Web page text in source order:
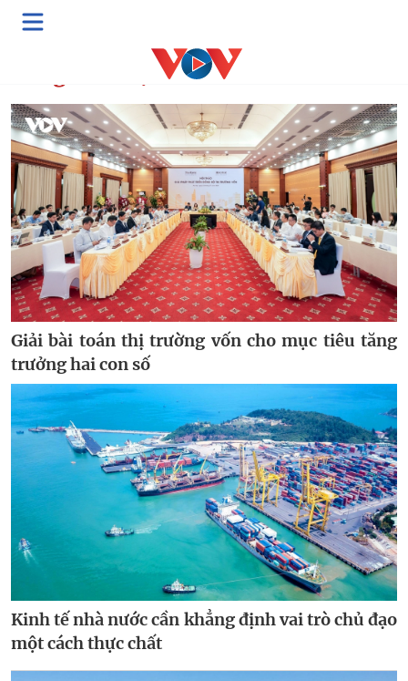
Cùng bàn luận
Giải bài toán thị trường vốn cho mục tiêu tăng
trưởng hai con số
Kinh tế nhà nước cần khẳng định vai trò chủ đạo
một cách thực chất